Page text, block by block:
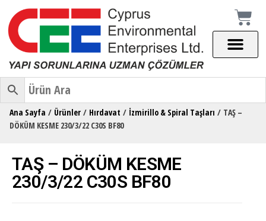
Ana Sayfa / Ürünler / Hırdavat / İzmirillo & Spiral Taşları / TAŞ –
DÖKÜM KESME 230/3/22 C30S BF80
TAŞ – DÖKÜM KESME
230/3/22 C30S BF80